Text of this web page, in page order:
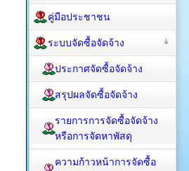
คู่มือประชาชน
ระบบจัดซื้อจัดจ้าง
ประกาศจัดซื้อจัดจ้าง
สรุปผลจัดซื้อจัดจ้าง
รายการการจัดซื้อจัดจ้าง
หรือการจัดหาพัสดุ
ความก้าวหน้าการจัดซื้อ